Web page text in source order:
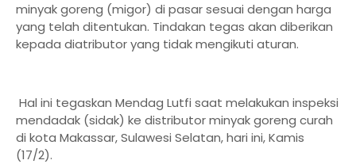
minyak goreng (migor) di pasar sesuai dengan harga
yang telah ditentukan. Tindakan tegas akan diberikan
kepada diatributor yang tidak mengikuti aturan.
Hal ini tegaskan Mendag Lutfi saat melakukan inspeksi
mendadak (sidak) ke distributor minyak goreng curah
di kota Makassar, Sulawesi Selatan, hari ini, Kamis
(17/2).